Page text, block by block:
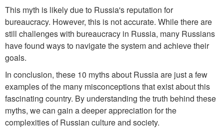
This myth is likely due to Russia's reputation for
bureaucracy. However, this is not accurate. While there are
still challenges with bureaucracy in Russia, many Russians
have found ways to navigate the system and achieve their
goals.
In conclusion, these 10 myths about Russia are just a few
examples of the many misconceptions that exist about this
fascinating country. By understanding the truth behind these
myths, we can gain a deeper appreciation for the
complexities of Russian culture and society.